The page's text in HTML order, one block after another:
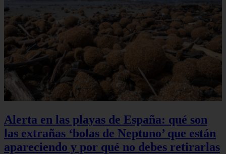
Alerta en las playas de España: qué son
las extrañas ‘bolas de Neptuno’ que están
apareciendo y por qué no debes retirarlas